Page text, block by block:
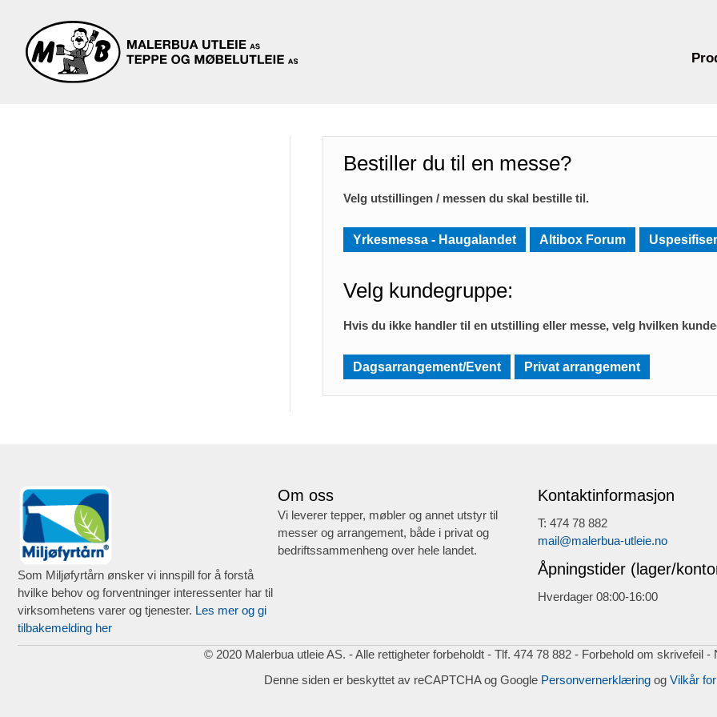
Bestiller du til en messe?
Velg utstillingen / messen du skal bestille til.
Yrkesmessa - Haugalandet Altibox Forum
Velg kundegruppe:
Hvis du ikke handler til en utstilling eller messe, velg hvilken
Dagsarrangement/Event Privat arrangement
Som Miljøfyrtårn ønsker vi innspill for å forstå
hvilke behov og forventninger interessenter har til
virksomhetens varer og tjenester. Les mer og gi
tilbakemelding her
Om oss
Vi leverer tepper, møbler og annet utstyr til
messer og arrangement, både i privat og
bedriftssammenheng over hele landet.
Kontaktinformasjon
T: 474 78 882
mail@malerbua-utleie.no
Åpningstider (lager/
Hverdager 08:00-16:00
© 2020 Malerbua utleie AS. - Alle rettigheter forbeholdt - Tlf. 474 78 882 - Forbehold om skrivefeil -
Denne siden er beskyttet av reCAPTCHA og GooglePersonvernerklæringogVilkår